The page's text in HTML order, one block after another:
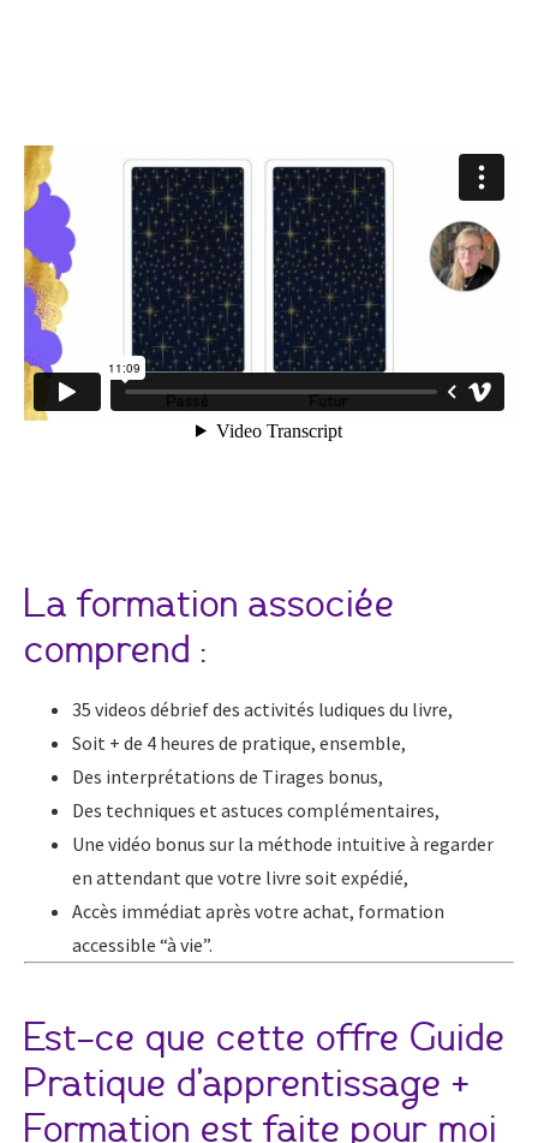
La formation associée
comprend :
35 videos débrief des activités ludiques du livre,
Soit + de 4 heures de pratique, ensemble,
Des interprétations de Tirages bonus,
Des techniques et astuces complémentaires,
Une vidéo bonus sur la méthode intuitive à regarder
en attendant que votre livre soit expédié,
Accès immédiat après votre achat, formation
accessible “à vie”.
Est-ce que cette offre Guide
Pratique d’apprentissage +
Formation est faite pour moi